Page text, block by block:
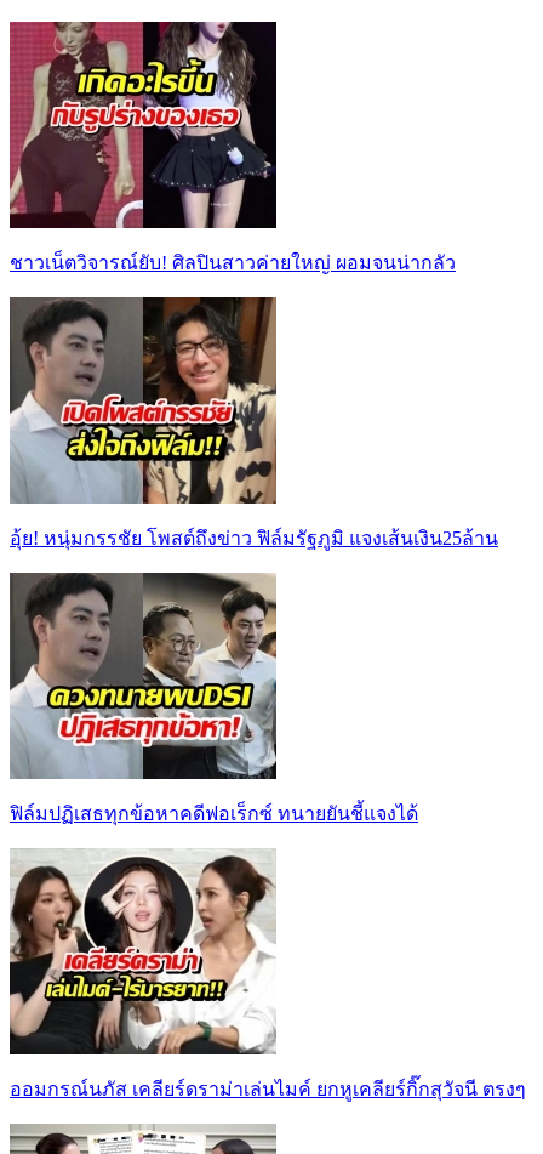
ชาวเน็ตวิจารณ์ยับ! ศิลปินสาวค่ายใหญ่ ผอมจนน่ากลัว
อุ้ย! หนุ่มกรรชัย โพสต์ถึงข่าว ฟิล์มรัฐภูมิ แจงเส้นเงิน25ล้าน
ฟิล์มปฏิเสธทุกข้อหาคดีฟอเร็กซ์ ทนายยันชี้แจงได้
ออมกรณ์นภัส เคลียร์ดราม่าเล่นไมค์ ยกหูเคลียร์กิ๊กสุวัจนี ตรงๆ